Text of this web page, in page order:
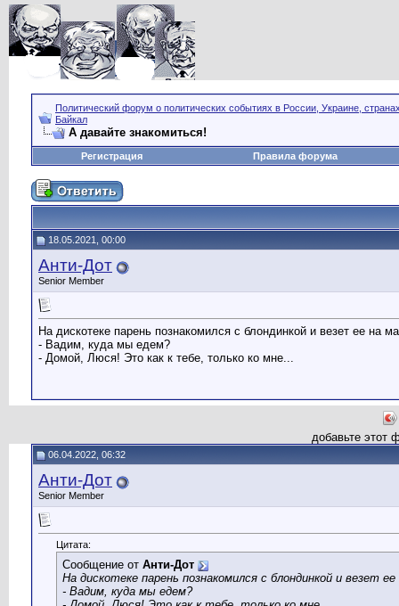
Политический форум о политических событиях в России, Украине,
Байкал
А давайте знакомиться!
Регистрация Правила форума
18.05.2021, 00:00
Анти-Дот
Senior Member
На дискотеке парень познакомился с блондинкой и везет ее на
- Вадим, куда мы едем?
- Домой, Люся! Это как к тебе, только ко мне...
добавьте этот
06.04.2022, 06:32
Анти-Дот
Senior Member
Цитата:
Сообщение от Анти-Дот
На дискотеке парень познакомился с блондинкой и везет
- Вадим, куда мы едем?